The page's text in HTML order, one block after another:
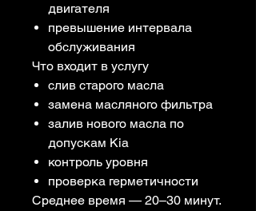
двигателя
превышение интервала
обслуживания
Что входит в услугу
слив старого масла
замена масляного фильтра
залив нового масла по
допускам Kia
контроль уровня
проверка герметичности
Среднее время — 20–30 минут.